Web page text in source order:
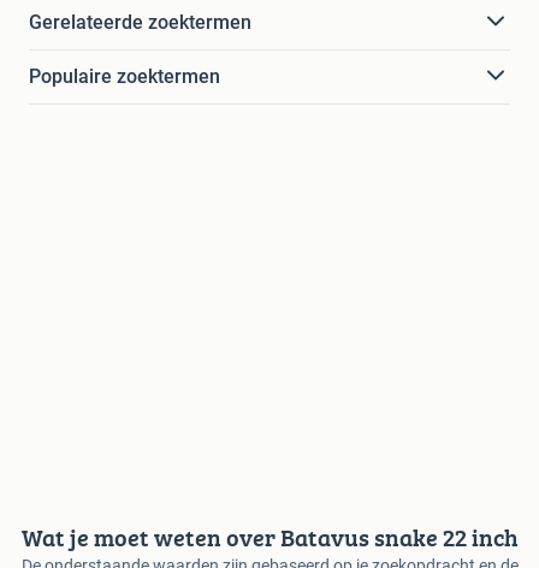
Gerelateerde zoektermen
Populaire zoektermen
Wat je moet weten over Batavus snake 22 inch